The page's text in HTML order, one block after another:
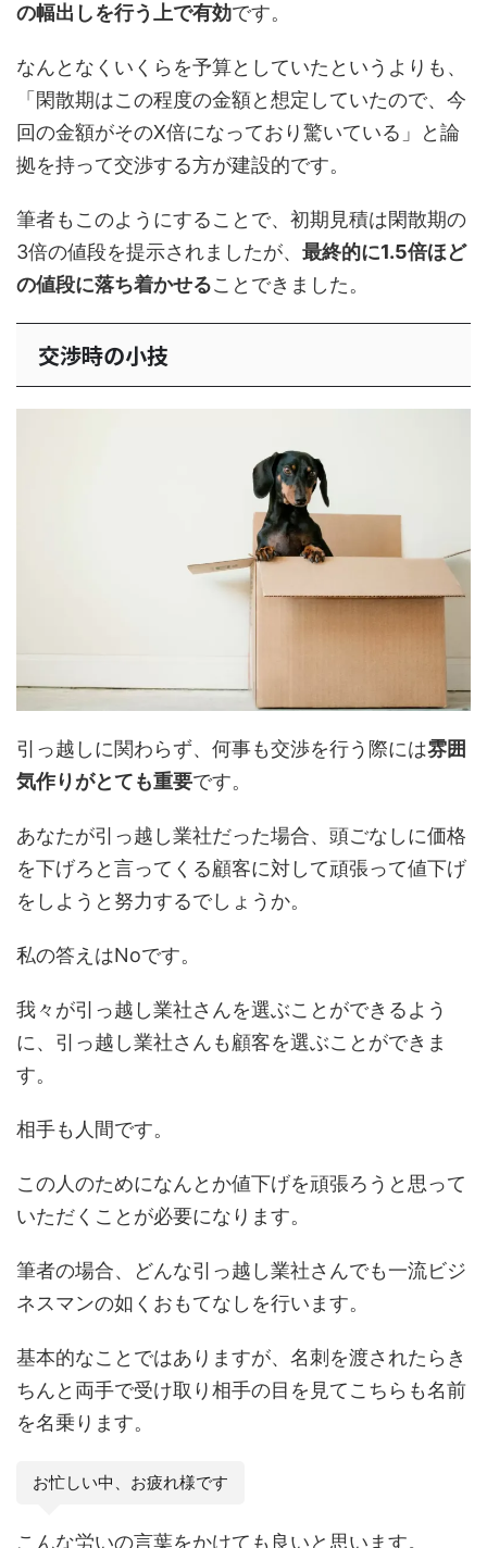
の幅出しを行う上で有効です。
なんとなくいくらを予算としていたというよりも、
「閑散期はこの程度の金額と想定していたので、今
回の金額がそのX倍になっており驚いている」と論
拠を持って交渉する方が建設的です。
筆者もこのようにすることで、初期見積は閑散期の
3倍の値段を提示されましたが、 最終的に1.5倍ほど
の値段に落ち着かせることできました。
交渉時の小技
引っ越しに関わらず、何事も交渉を行う際には雰囲
気作りがとても重要です。
あなたが引っ越し業社だった場合、頭ごなしに価格
を下げろと言ってくる顧客に対して頑張って値下げ
をしようと努力するでしょうか。
私の答えはNoです。
我々が引っ越し業社さんを選ぶことができるよう
に、引っ越し業社さんも顧客を選ぶことができま
す。
相手も人間です。
この人のためになんとか値下げを頑張ろうと思って
いただくことが必要になります。
筆者の場合、どんな引っ越し業社さんでも一流ビジ
ネスマンの如くおもてなしを行います。
基本的なことではありますが、名刺を渡されたらき
ちんと両手で受け取り相手の目を見てこちらも名前
を名乗ります。
お忙しい中、お疲れ様です
こんな労いの言葉をかけても良いと思います。